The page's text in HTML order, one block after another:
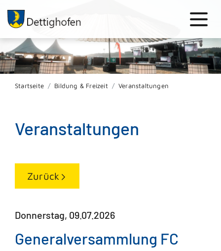
Startseite Bildung & Freizeit Veranstaltungen
Veranstaltungen
Zurück
Donnerstag, 09.07.2026
Generalversammlung FC